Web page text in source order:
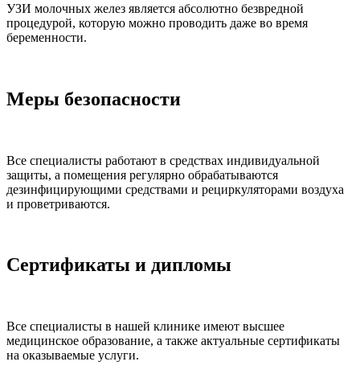
УЗИ молочных желез является абсолютно безвредной
процедурой, которую можно проводить даже во время
беременности.
Меры безопасности
Все специалисты работают в средствах индивидуальной
защиты, а помещения регулярно обрабатываются
дезинфицирующими средствами и рециркуляторами воздуха
и проветриваются.
Сертификаты и дипломы
Все специалисты в нашей клинике имеют высшее
медицинское образование, а также актуальные сертификаты
на оказываемые услуги.